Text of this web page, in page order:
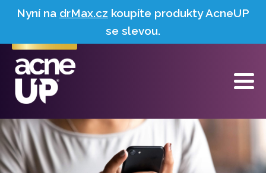
Nyní na drMax.cz koupíte produkty AcneUP
se slevou.